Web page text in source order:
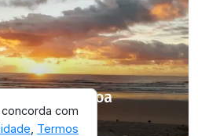
da Boa
com
Termos